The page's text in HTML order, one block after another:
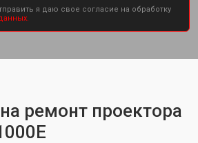
я даю свое согласие на обработку
ремонт проектора